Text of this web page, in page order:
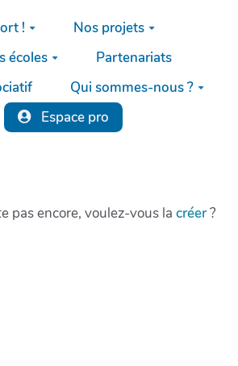
!
Nos projets
écoles
Partenariats
Qui sommes-nous ?
Espace pro
pas encore, voulez-vous la créer?